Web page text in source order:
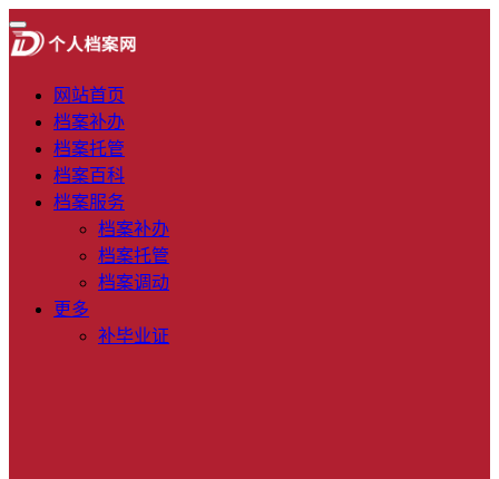
网站首页
档案补办
档案托管
档案百科
档案服务
档案补办
档案托管
档案调动
更多
补毕业证